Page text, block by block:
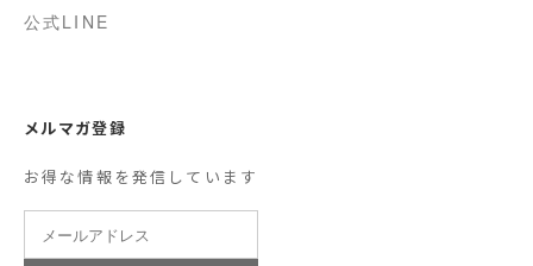
公式LINE
メルマガ登録
お得な情報を発信しています